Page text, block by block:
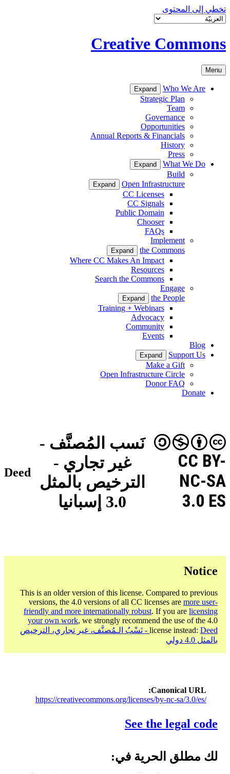
تخطي إلى المحتوى
Creative Commons
Menu
Who We Are
Expand
Strategic Plan
Team
Governance
Opportunities
Annual Reports & Financials
History
Press
What We Do
Expand
Build
Open Infrastructure
Expand
CC Licenses
CC Signals
Public Domain
Chooser
FAQs
Implement
the Commons
Expand
Where CC Makes An Impact
Resources
Search the Commons
Engage
the People
Expand
Training + Webinars
Advocacy
Community
Events
Blog
Support Us
Expand
Make a Gift
Open Infrastructure Circle
Donor FAQ
Donate
نَسب المُصنَّف -
غير تجاري -
الترخيص بالمثل
3.0 إسبانيا
CC BY-
NC-SA
3.0 ES
Deed
Notice
This is an older version of this license. Compared to previous
versions, the 4.0 versions of all CC licenses are more user-
friendly and more internationally robust. If you are licensing
your own work, we strongly recommend the use of the 4.0
license instead: Deed - نَسْبُ الـمُصنَّف، غير تجاري، الترخيص
بالمثل 4.0 دولي
Canonical URL
https://creativecommons.org/licenses/by-nc-sa/3.0/es/
See the legal code
لك مطلق الحرية في: